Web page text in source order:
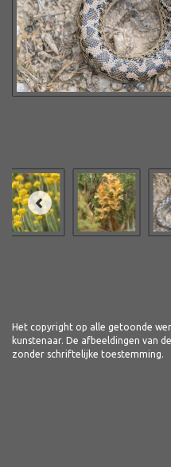
Het copyright op alle getoonde
kunstenaar. De afbeeldingen van
zonder schriftelijke toestemming.